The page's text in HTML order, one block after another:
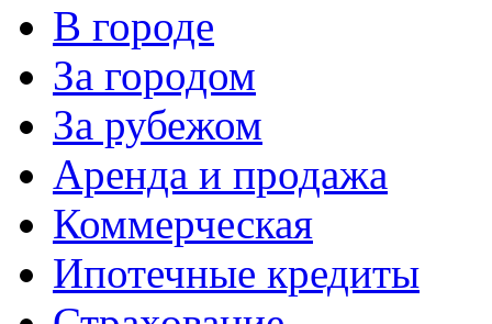
В городе
За городом
За рубежом
Аренда и продажа
Коммерческая
Ипотечные кредиты